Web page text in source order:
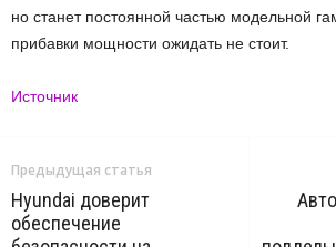
но станет постоянной частью модельной
прибавки мощности ожидать не стоит.
Источник
Предыдущая статья
Hyundai доверит
обеспечение